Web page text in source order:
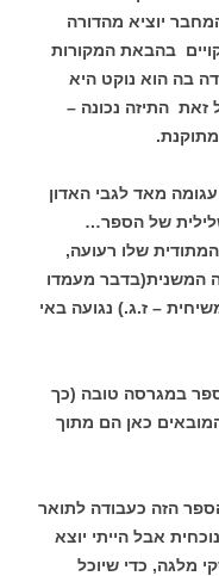
יוציא מהדורה
בהבאת המקורות
בה הוא נוקט היא
זאת התיזה נכונה –
מאד לגבי האדון
של הספר…
שלו רעועה,
המשנית(בדבר מעמדו
– ז.ג.) נגועה באי
במגרסה טובה (כך
כאן הם מתוך
הזה כעבודה לתואר
אבל הייתי יוצא
מלגה, כדי שיוכל